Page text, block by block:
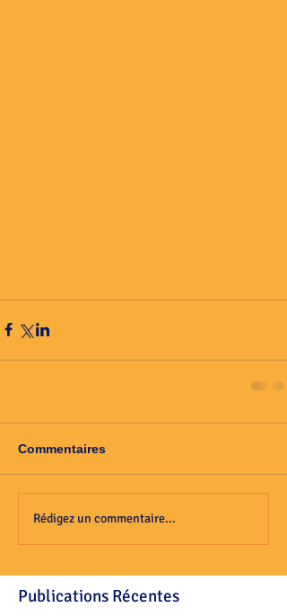
Commentaires
Rédigez un commentaire...
Publications Récentes